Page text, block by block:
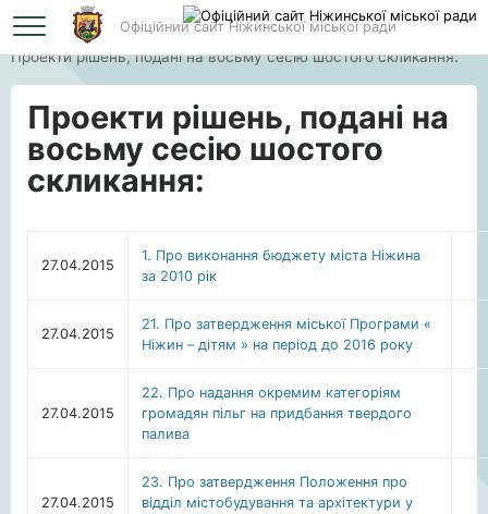
Офіційний сайт Ніжинської міської ради
Головна
Проекти рішень, подані на восьму сесію шостого скликання:
Проекти рішень, подані на
восьму сесію шостого
скликання:
27.04.2015
1. Про виконання бюджету міста Ніжина
за 2010 рік
27.04.2015
21. Про затвердження міської Програми «
Ніжин – дітям » на період до 2016 року
27.04.2015
22. Про надання окремим категоріям
громадян пільг на придбання твердого
палива
27.04.2015
23. Про затвердження Положення про
відділ містобудування та архітектури у